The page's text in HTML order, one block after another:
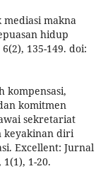
mediasi makna
hidup
135-149. doi:
kompensasi,
komitmen
sekretariat
keyakinan diri
Excellent: Jurnal
1-20.